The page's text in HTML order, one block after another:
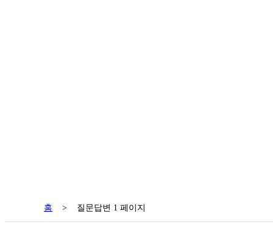
홈 > 질문답변 1 페이지